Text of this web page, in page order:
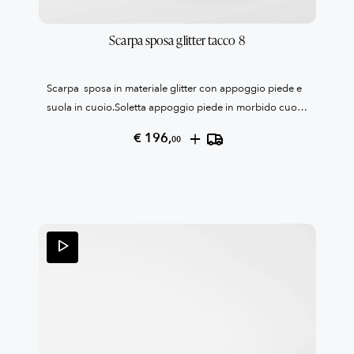
Scarpa sposa glitter tacco 8
Scarpa sposa in materiale glitter con appoggio piede e
suola in cuoio.Soletta appoggio piede in morbido cuoio
Cavalleri100% Made in Italy Reso garantito come da
€ 196,00 +